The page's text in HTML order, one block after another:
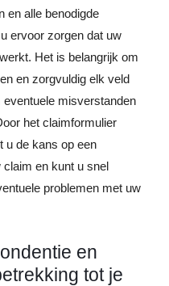
en alle benodigde
ervoor zorgen dat uw
Het is belangrijk om
en zorgvuldig elk veld
misverstanden
het claimformulier
u de kans op een
en kunt u snel
problemen met uw
en
tot je